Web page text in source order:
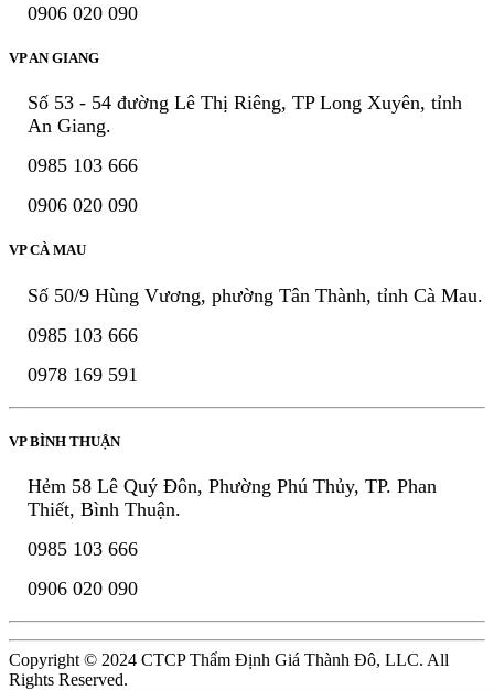
0906 020 090
VP AN GIANG
Số 53 - 54 đường Lê Thị Riêng, TP Long Xuyên, tỉnh
An Giang.
0985 103 666
0906 020 090
VP CÀ MAU
Số 50/9 Hùng Vương, phường Tân Thành, tỉnh Cà Mau.
0985 103 666
0978 169 591
VP BÌNH THUẬN
Hẻm 58 Lê Quý Đôn, Phường Phú Thủy, TP. Phan
Thiết, Bình Thuận.
0985 103 666
0906 020 090
Copyright © 2024 CTCP Thẩm Định Giá Thành Đô, LLC. All
Rights Reserved.